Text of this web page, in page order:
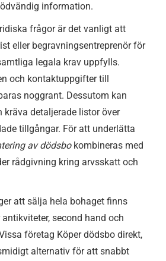
information.
frågor är det vanligt att
eller begravningsentreprenör för
legala krav uppfylls.
och kontaktuppgifter till
noggrant. Dessutom kan
kräva detaljerade listor över
tillgångar. För att underlätta
av dödsbokombineras med
rådgivning kring arvsskatt och
att sälja hela bohaget finns
second hand och
företag Köper dödsbo direkt,
alternativ för att snabbt